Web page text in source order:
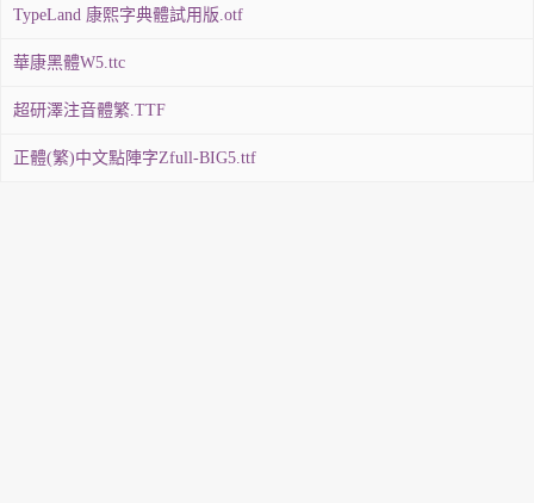
TypeLand 康熙字典體試用版.otf
華康黑體W5.ttc
超研澤注音體繁.TTF
正體(繁)中文點陣字Zfull-BIG5.ttf